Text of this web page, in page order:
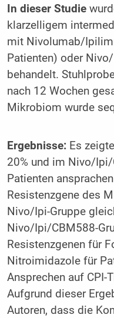
In dieser Studie
klarzelligem
mit Nivolumab/
Patienten) oder
behandelt.
nach 12 Wochen
Mikrobiom wurde
Ergebnisse:Es
20% und im Nivo/
Patienten
Resistenzgene des
Nivo/Ipi-Gruppe
Nivo/Ipi/CBM588-
Resistenzgenen für
Nitroimidazole für
Ansprechen auf CPI-
Aufgrund dieser
Autoren, dass die